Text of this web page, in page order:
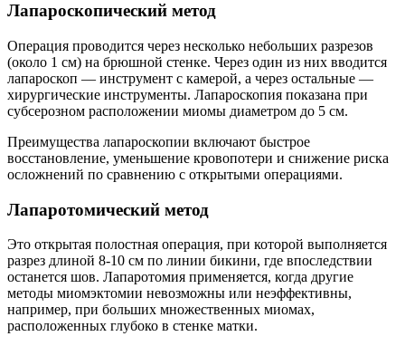
Лапароскопический метод
Операция проводится через несколько небольших разрезов
(около 1 см) на брюшной стенке. Через один из них вводится
лапароскоп — инструмент с камерой, а через остальные —
хирургические инструменты. Лапароскопия показана при
субсерозном расположении миомы диаметром до 5 см.
Преимущества лапароскопии включают быстрое
восстановление, уменьшение кровопотери и снижение риска
осложнений по сравнению с открытыми операциями.
Лапаротомический метод
Это открытая полостная операция, при которой выполняется
разрез длиной 8-10 см по линии бикини, где впоследствии
останется шов. Лапаротомия применяется, когда другие
методы миомэктомии невозможны или неэффективны,
например, при больших множественных миомах,
расположенных глубоко в стенке матки.